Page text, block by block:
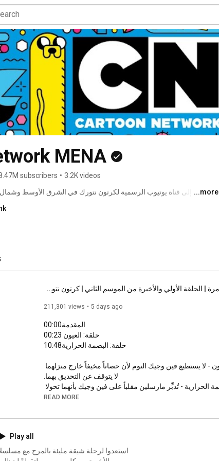
MENA
subscribers • 3.2K videos
...more
وقت المغامرة | الحلقة الأولي والأخيرة من الموسم الثاني | كرتون نتورك
211,301 views 5 days ago
00:00 المقدمة
00:23 حلقة: العيون
10:48
إلى مصاصي دماء، لكن الأمر يتجاوز الحدود ويتفاقم حين يتلاعب بهما
Subscribe to the official Cartoon Network channel:
READ MORE
Play all
استعدوا لرحلة شيقة مليئة بالمرح مع